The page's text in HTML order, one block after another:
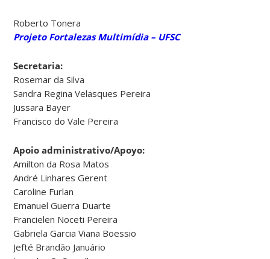
Roberto Tonera
Projeto Fortalezas Multimídia – UFSC
Secretaria:
Rosemar da Silva
Sandra Regina Velasques Pereira
Jussara Bayer
Francisco do Vale Pereira
Apoio administrativo/Apoyo:
Amilton da Rosa Matos
André Linhares Gerent
Caroline Furlan
Emanuel Guerra Duarte
Francielen Noceti Pereira
Gabriela Garcia Viana Boessio
Jefté Brandão Januário